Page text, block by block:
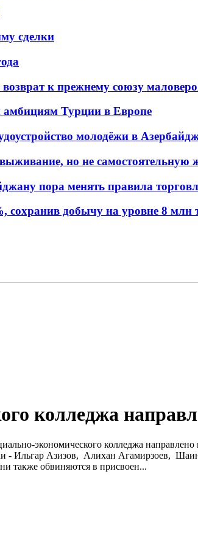
сделки
к прежнему союзу
амбициям Турции в Европе
молодёжи в
но не самостоятельную
пора менять правила
сохранив добычу на уровне 8 млн
колледжа
экономического колледжа
- Ильгар Азизов, Алихан Агамирзоев,
также обвиняются в присвоен...